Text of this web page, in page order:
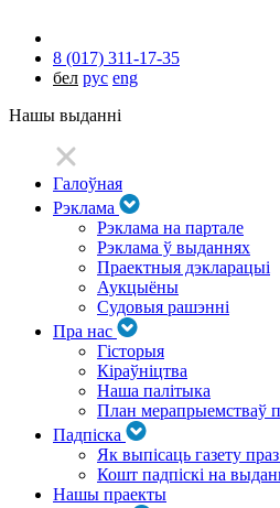
8 (017) 311-17-35
бел рус eng
Нашы выданні
Галоўная
Рэклама
Рэклама на партале
Рэклама ў выданнях
Праектныя дэкларацыі
Аукцыёны
Судовыя рашэнні
Пра нас
Гісторыя
Кіраўніцтва
Наша палітыка
План мерапрыемстваў
Падпіска
Як выпісаць газету
Кошт падпіскі на
Нашы праекты